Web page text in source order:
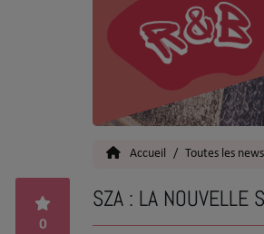
SOUL CULTURE
Talents
Top 5
Accueil Toutes les news
SZA : LA NOUVELLE
0